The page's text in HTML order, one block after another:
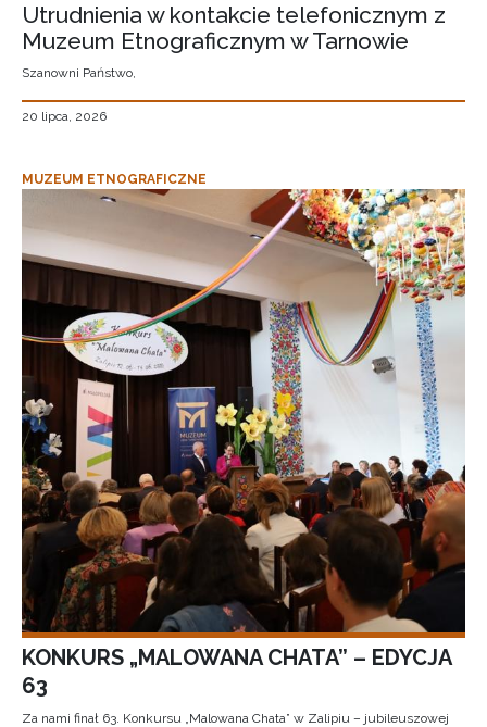
Utrudnienia w kontakcie telefonicznym z
Muzeum Etnograficznym w Tarnowie
Szanowni Państwo,
20 lipca, 2026
MUZEUM ETNOGRAFICZNE
KONKURS „MALOWANA CHATA” – EDYCJA
63
Za nami finał 63. Konkursu „Malowana Chata” w Zalipiu – jubileuszowej